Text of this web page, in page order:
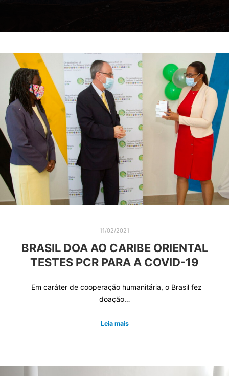
11/02/2021
BRASIL DOA AO CARIBE ORIENTAL
TESTES PCR PARA A COVID-19
Em caráter de cooperação humanitária, o Brasil fez
doação…
Leia mais